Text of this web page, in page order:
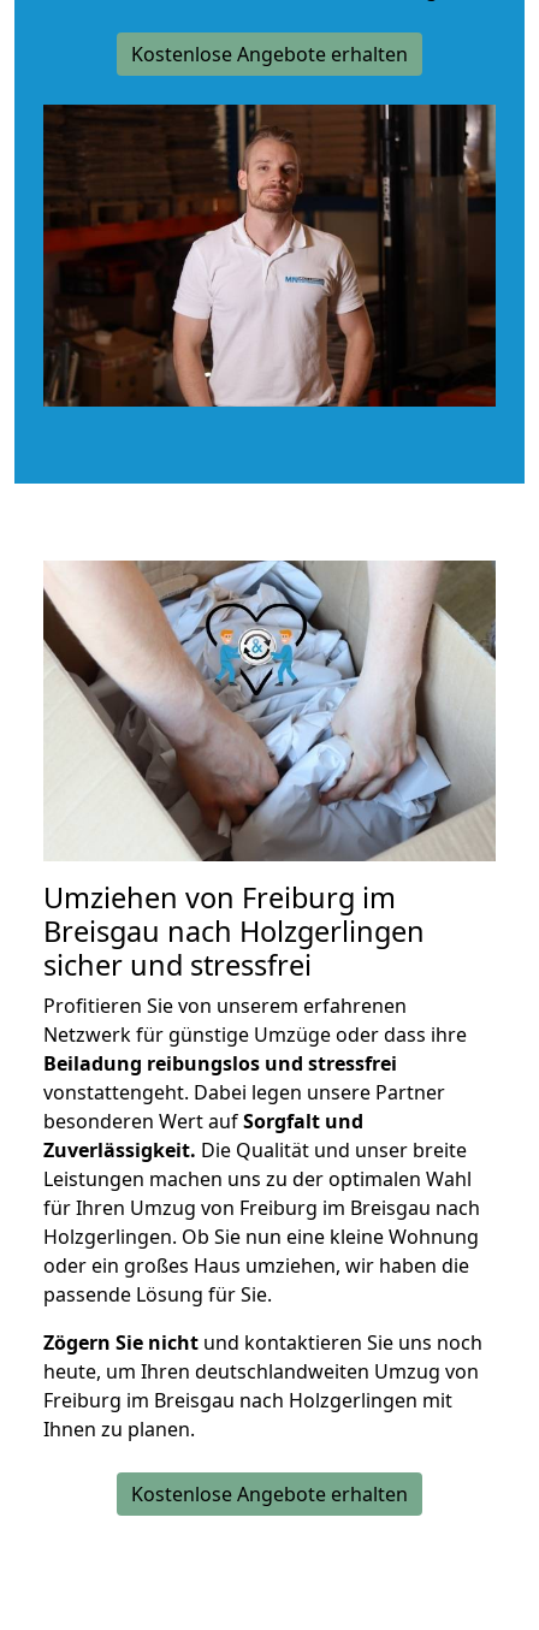
Kostenlose Angebote erhalten
Umziehen von Freiburg im
Breisgau nach Holzgerlingen
sicher und stressfrei
Profitieren Sie von unserem erfahrenen
Netzwerk für günstige Umzüge oder dass ihre
Beiladung reibungslos und stressfrei
vonstattengeht. Dabei legen unsere Partner
besonderen Wert aufSorgfalt und
Zuverlässigkeit. Die Qualität und unser breite
Leistungen machen uns zu der optimalen Wahl
für Ihren Umzug von Freiburg im Breisgau nach
Holzgerlingen. Ob Sie nun eine kleine Wohnung
oder ein großes Haus umziehen, wir haben die
passende Lösung für Sie.
Zögern Sie nicht und kontaktieren Sie uns noch
heute, um Ihren deutschlandweiten Umzug von
Freiburg im Breisgau nach Holzgerlingen mit
Ihnen zu planen.
Kostenlose Angebote erhalten